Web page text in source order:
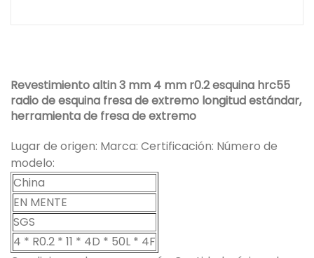
Revestimiento altin 3 mm 4 mm r0.2 esquina hrc55
radio de esquina fresa de extremo longitud estándar,
herramienta de fresa de extremo
Lugar de origen: Marca: Certificación: Número de
modelo:
China
EN MENTE
SGS
4 * R0.2 * 11 * 4D * 50L * 4F